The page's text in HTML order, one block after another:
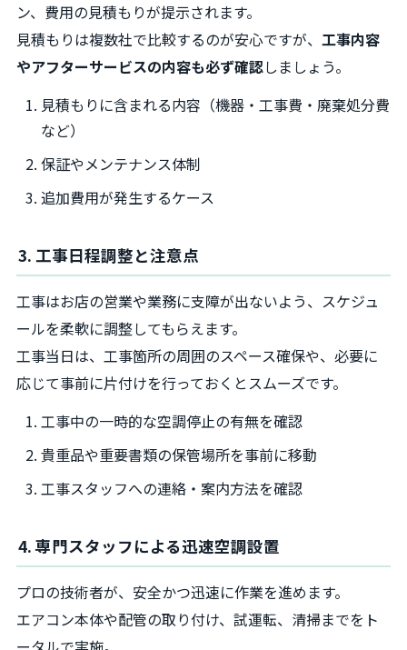
ン、費用の見積もりが提示されます。
見積もりは複数社で比較するのが安心ですが、 工事内容
やアフターサービスの内容も必ず確認しましょう。
見積もりに含まれる内容（機器・工事費・廃棄処分費
など）
保証やメンテナンス体制
追加費用が発生するケース
3. 工事日程調整と注意点
工事はお店の営業や業務に支障が出ないよう、スケジュ
ールを柔軟に調整してもらえます。
工事当日は、工事箇所の周囲のスペース確保や、必要に
応じて事前に片付けを行っておくとスムーズです。
工事中の一時的な空調停止の有無を確認
貴重品や重要書類の保管場所を事前に移動
工事スタッフへの連絡・案内方法を確認
4. 専門スタッフによる迅速空調設置
プロの技術者が、安全かつ迅速に作業を進めます。
エアコン本体や配管の取り付け、試運転、清掃までをト